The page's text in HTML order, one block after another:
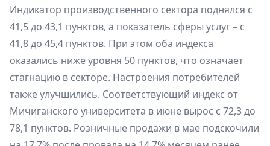
Индикатор производственного сектора поднялся с
41,5 до 43,1 пунктов, а показатель сферы услуг – с
41,8 до 45,4 пунктов. При этом оба индекса
оказались ниже уровня 50 пунктов, что означает
стагнацию в секторе. Настроения потребителей
также улучшились. Соответствующий индекс от
Мичиганского университета в июне вырос с 72,3 до
78,1 пунктов. Розничные продажи в мае подскочили